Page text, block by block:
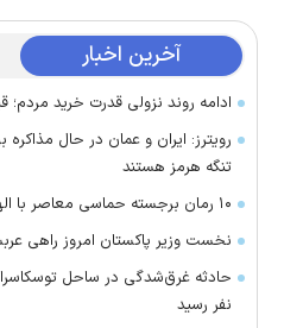
آخرین اخبار
ادامه روند نزولی قدرت خرید
رویترز: ایران و عمان در حال
تنگه هرمز هستند
۱۰ رمان برجسته حماسی معاصر با الهام از «اودیسه» هومر
نخست وزیر پاکستان امروز راهی
نفر رسید